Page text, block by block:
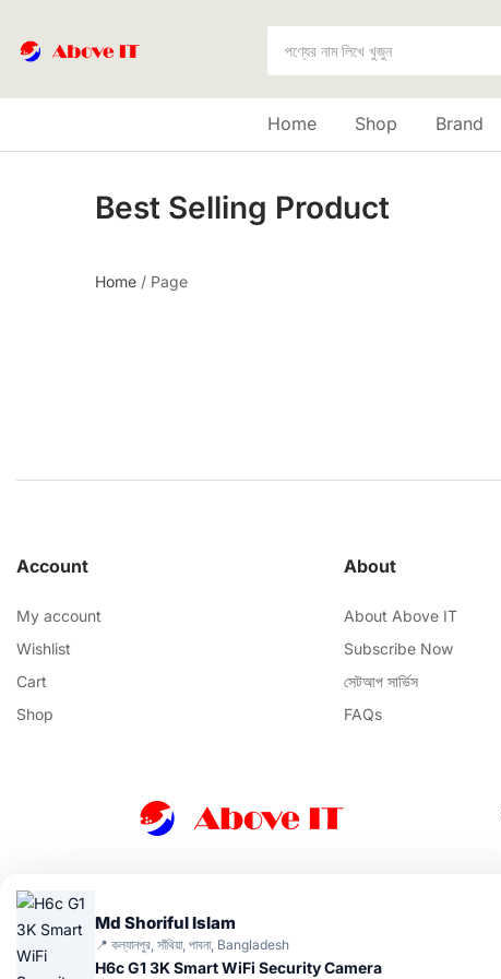
Home Shop Brand
Best Selling Product
Home / Page
Account
My account
Wishlist
Cart
Shop
About
About Above IT
Subscribe Now
সেটআপ সার্ভিস
FAQs
Md Shoriful Islam
📍 কল্যানপুর, সাঁথিয়া, পাবনা, Bangladesh
H6c G1 3K Smart WiFi Security Camera